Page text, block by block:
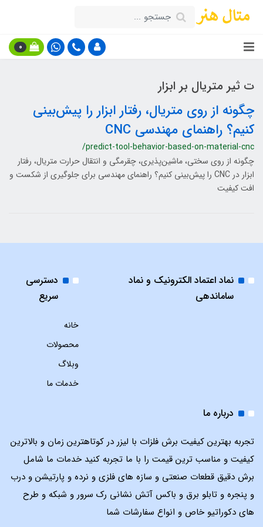
0
ت ثیر متریال بر ابزار
چگونه از روی متریال، رفتار ابزار را پیش‌بینی
کنیم؟ راهنمای مهندسی CNC
/predict-tool-behavior-based-on-material-cnc
چگونه از روی سختی، ماشین‌پذیری، چقرمگی و انتقال حرارت متریال، رفتار
ابزار در CNC را پیش‌بینی کنیم؟ راهنمای مهندسی برای جلوگیری از شکست و
افت کیفیت
نماد اعتماد الکترونیک و نماد
ساماندهی
دسترسی
سریع
خانه
محصولات
وبلاگ
خدمات ما
درباره ما
تجربه بهترین کیفیت برش فلزات با لیزر در کوتاهترین زمان و بالاترین
کیفیت و مناسب ترین قیمت را با ما تجربه کنید خدمات ما شامل
برش دقیق قطعات صنعتی و سازه های فلزی و نرده و پارتیشن و درب
و پنجره و تابلو برق و باکس آتش نشانی رک سرور و شبکه و طرح
های دکوراتیو خاص و انواع سفارشات شما